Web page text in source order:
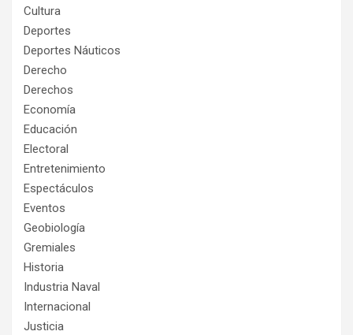
Cultura
Deportes
Deportes Náuticos
Derecho
Derechos
Economía
Educación
Electoral
Entretenimiento
Espectáculos
Eventos
Geobiología
Gremiales
Historia
Industria Naval
Internacional
Justicia